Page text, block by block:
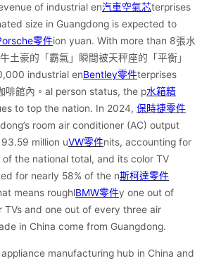
of industrial en汽車空氣芯terprises
size in Guangdong is expected to
零件ion yuan. With more than 8張水
土豪的「霸氣」瞬間被天秤座的「平衡」
industrial enBentley零件terprises
啡館內。al person status, the p水箱精
to top the nation. In 2024, 保時捷零件
room air conditioner (AC) output
million uVW零件nits, accounting for
of the national total, and its color TV
for nearly 58% of the n斯柯達零件
means roughlBMW零件y one out of
TVs and one out of every three air
in China come from Guangdong.
manufacturing hub in China and